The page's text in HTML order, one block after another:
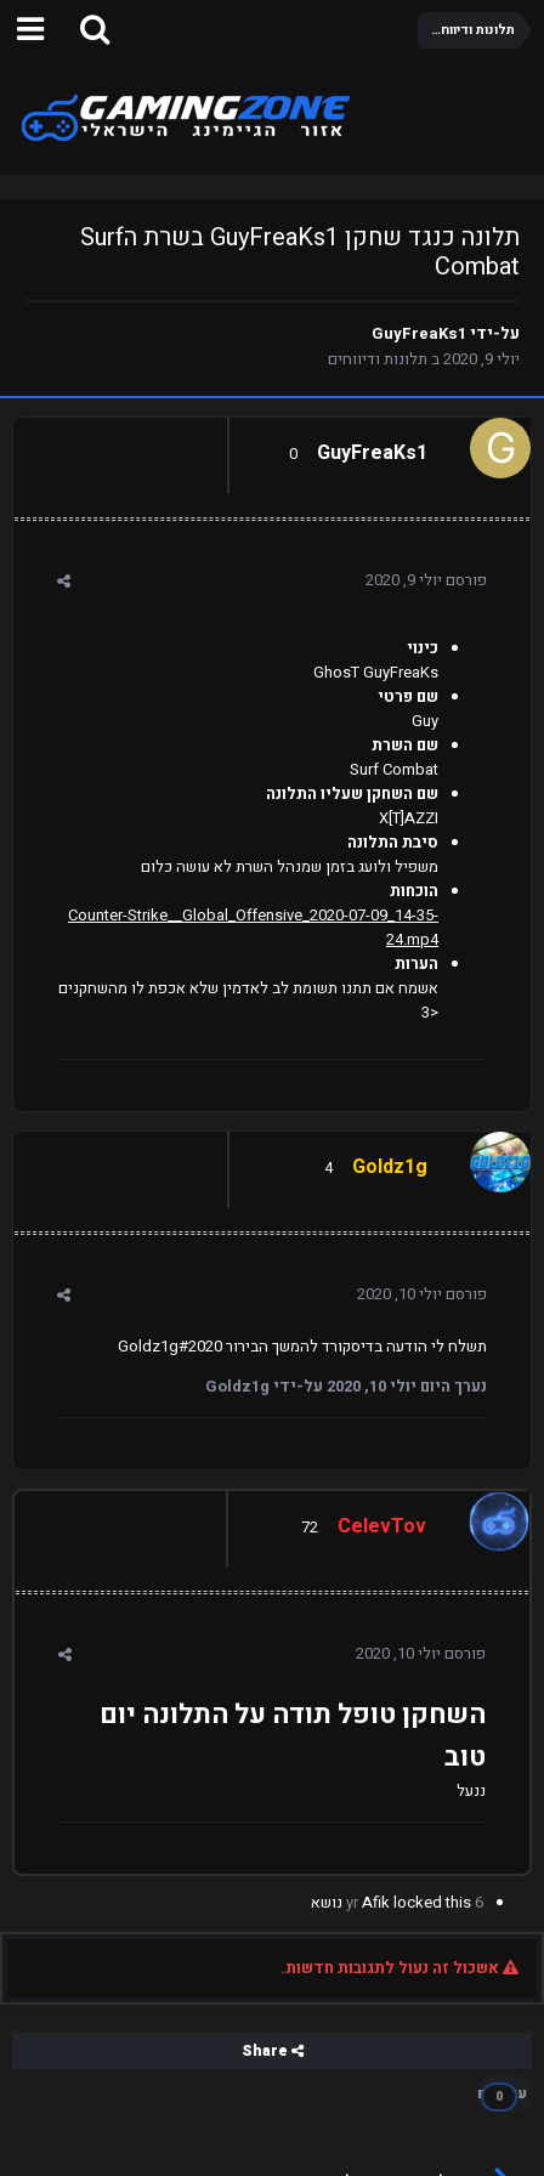
תלונות ודיווחים
תלונה כנגד שחקן GuyFreaKs1 בשרת הSurf
Combat
על-ידי GuyFreaKs1
יולי 9, 2020
ב תלונות ודיווחים
GuyFreaKs1
0
פורסם יולי 9, 2020
כינוי
GhosT GuyFreaKs
שם פרטי
Guy
שם השרת
Surf Combat
שם השחקן שעליו התלונה
X[T]AZZI
סיבת התלונה
משפיל ולועג בזמן שמנהל השרת לא עושה כלום
הוכחות
Counter-Strike__Global_Offensive_2020-07-09_14-35-
24.mp4
הערות
אשמח אם תתנו תשומת לב לאדמין שלא אכפת לו מהשחקנים
<3
Goldz1g
4
פורסם יולי 10, 2020
תשלח לי הודעה בדיסקורד להמשך הבירור Goldz1g#2020
נערך היום יולי 10, 2020 על-ידי Goldz1g
CelevTov
72
פורסם יולי 10, 2020
השחקן טופל תודה על התלונה יום
טוב
ננעל
6 yr
Afiklocked this נושא
אשכול זה נעול לתגובות חדשות.
עוקבים
0